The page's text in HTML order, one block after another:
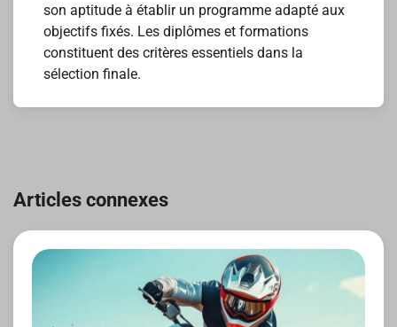
son aptitude à établir un programme adapté aux
objectifs fixés. Les diplômes et formations
constituent des critères essentiels dans la
sélection finale.
de
Articles connexes